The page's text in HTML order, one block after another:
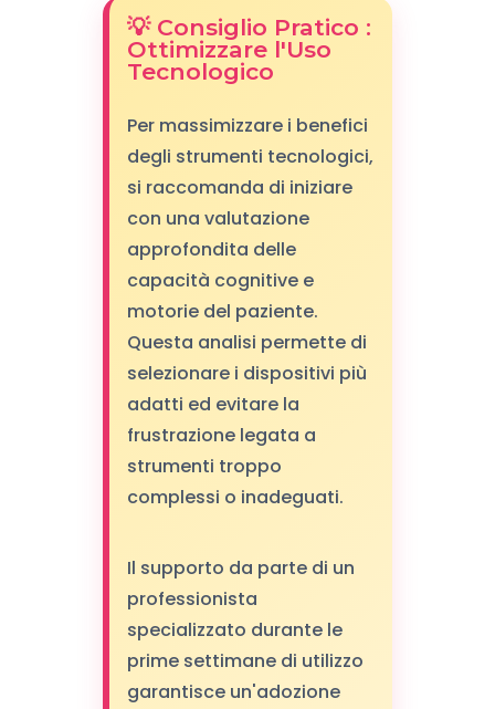
💡 Consiglio Pratico :
Ottimizzare l'Uso
Tecnologico
Per massimizzare i benefici
degli strumenti tecnologici,
si raccomanda di iniziare
con una valutazione
approfondita delle
capacità cognitive e
motorie del paziente.
Questa analisi permette di
selezionare i dispositivi più
adatti ed evitare la
frustrazione legata a
strumenti troppo
complessi o inadeguati.
Il supporto da parte di un
professionista
specializzato durante le
prime settimane di utilizzo
garantisce un'adozione